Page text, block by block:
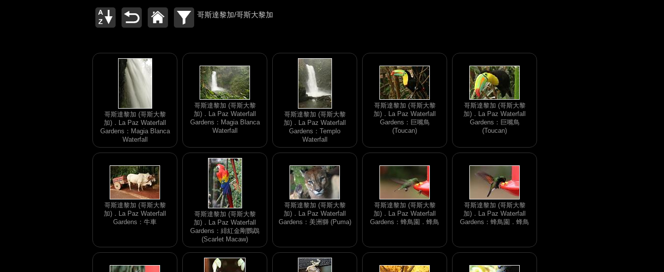
哥斯達黎加/哥斯大黎加
哥斯達黎加 (哥斯大黎
加)．La Paz Waterfall
Gardens：Magia Blanca
Waterfall
哥斯達黎加 (哥斯大黎
加)．La Paz Waterfall
Gardens：Magia Blanca
Waterfall
哥斯達黎加 (哥斯大黎
加)．La Paz Waterfall
Gardens：Templo
Waterfall
哥斯達黎加 (哥斯大黎
加)．La Paz Waterfall
Gardens：巨嘴鳥
(Toucan)
哥斯達黎加 (哥斯大黎
加)．La Paz Waterfall
Gardens：巨嘴鳥
(Toucan)
哥斯達黎加 (哥斯大黎
加)．La Paz Waterfall
Gardens：牛車
哥斯達黎加 (哥斯大黎
加)．La Paz Waterfall
Gardens：緋紅金剛鸚鵡
(Scarlet Macaw)
哥斯達黎加 (哥斯大黎
加)．La Paz Waterfall
Gardens：美洲獅 (Puma)
哥斯達黎加 (哥斯大黎
加)．La Paz Waterfall
Gardens：蜂鳥園．蜂鳥
哥斯達黎加 (哥斯大黎
加)．La Paz Waterfall
Gardens：蜂鳥園．蜂鳥